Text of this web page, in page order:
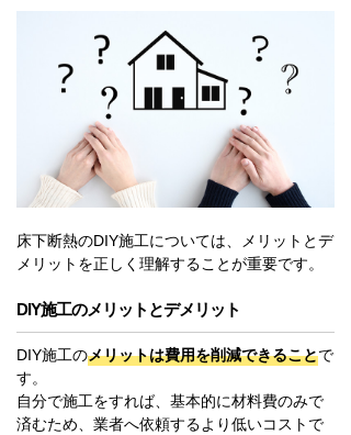
床下断熱のDIY施工については、メリットとデ
メリットを正しく理解することが重要です。
DIY施工のメリットとデメリット
DIY施工のメリットは費用を削減できることで
す。
自分で施工をすれば、基本的に材料費のみで
済むため、業者へ依頼するより低いコストで